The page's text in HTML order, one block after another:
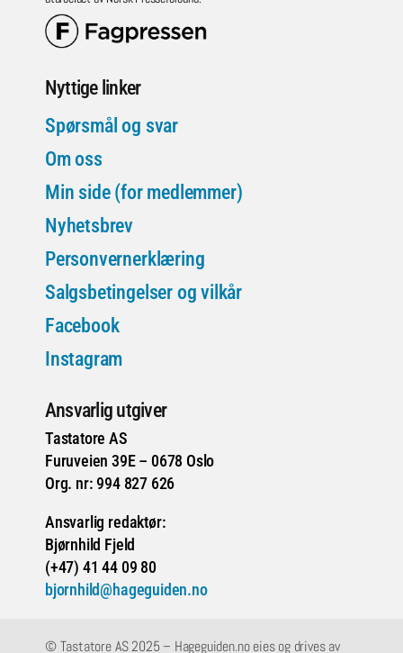
Nyttige linker
Spørsmål og svar
Om oss
Min side (for medlemmer)
Nyhetsbrev
Personvernerklæring
Salgsbetingelser og vilkår
Facebook
Instagram
Ansvarlig utgiver
Tastatore AS
Furuveien 39E – 0678 Oslo
Org. nr: 994 827 626
Ansvarlig redaktør:
Bjørnhild Fjeld
(+47) 41 44 09 80
bjornhild@hageguiden.no
© Tastatore AS 2025 – Hageguiden.no eies og drives av